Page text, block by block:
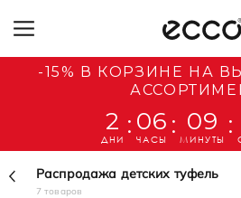
-15% В КОРЗИНЕ НА
2
ДНИ
: 06
ЧАСЫ
: 09
МИНУТЫ
:
Распродажа детских туфель
7 товаров